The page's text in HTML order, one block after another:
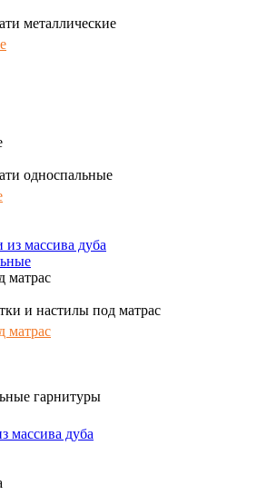
металлические
односпальные
массива дуба
матрас
и настилы под матрас
матрас
гарнитуры
массива дуба